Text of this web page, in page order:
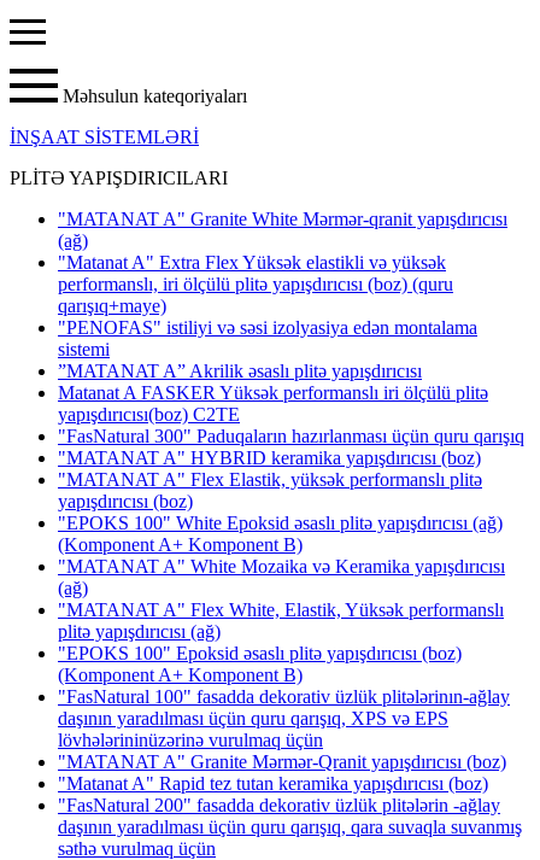
Məhsulun kateqoriyaları
İNŞAAT SİSTEMLƏRİ
PLİTƏ YAPIŞDIRICILARI
"MATANAT A" Granite White Mərmər-qranit yapışdırıcısı
(ağ)
"Matanat A" Extra Flex Yüksək elastikli və yüksək
performanslı, iri ölçülü plitə yapışdırıcısı (boz) (quru
qarışıq+maye)
"PENOFAS" istiliyi və səsi izolyasiya edən montalama
sistemi
”MATANAT A” Akrilik əsaslı plitə yapışdırıcısı
Matanat A FASKER Yüksək performanslı iri ölçülü plitə
yapışdırıcısı(boz) C2TE
"FasNatural 300" Paduqaların hazırlanması üçün quru qarışıq
"MATANAT A" HYBRID keramika yapışdırıcısı (boz)
"MATANAT A" Flex Elastik, yüksək performanslı plitə
yapışdırıcısı (boz)
"EPOKS 100" White Epoksid əsaslı plitə yapışdırıcısı (ağ)
(Komponent A+ Komponent B)
"MATANAT A" White Mozaika və Keramika yapışdırıcısı
(ağ)
"MATANAT A" Flex White, Elastik, Yüksək performanslı
plitə yapışdırıcısı (ağ)
"EPOKS 100" Epoksid əsaslı plitə yapışdırıcısı (boz)
(Komponent A+ Komponent B)
"FasNatural 100" fasadda dekorativ üzlük plitələrinın-ağlay
daşının yaradılması üçün quru qarışıq, XPS və EPS
lövhələrininüzərinə vurulmaq üçün
"MATANAT A" Granite Mərmər-Qranit yapışdırıcısı (boz)
"Matanat A" Rapid tez tutan keramika yapışdırıcısı (boz)
"FasNatural 200" fasadda dekorativ üzlük plitələrin -ağlay
daşının yaradılması üçün quru qarışıq, qara suvaqla suvanmış
səthə vurulmaq üçün